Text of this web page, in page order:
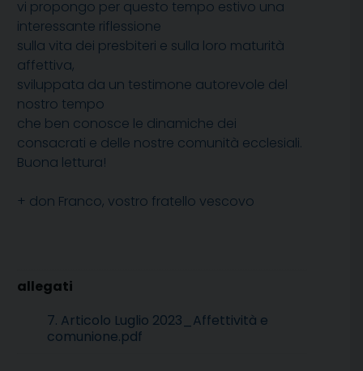
vi propongo per questo tempo estivo una
interessante riflessione
sulla vita dei presbiteri e sulla loro maturità
affettiva,
sviluppata da un testimone autorevole del
nostro tempo
che ben conosce le dinamiche dei
consacrati e delle nostre comunità ecclesiali.
Buona lettura!
+ don Franco, vostro fratello vescovo
7. Articolo Luglio 2023_Affettività e
comunione.pdf